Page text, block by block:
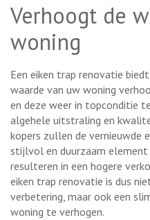
Verhoogt de
woning
Een eiken trap renovatie
waarde van uw woning
en deze weer in topconditie
algehele uitstraling en
kopers zullen de vernieuwde
stijlvol en duurzaam element
resulteren in een hogere
eiken trap renovatie is dus
verbetering, maar ook een
woning te verhogen.